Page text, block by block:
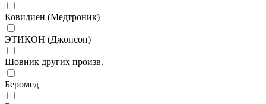
Ковидиен (Медтроник)
ЭТИКОН (Джонсон)
Шовник других произв.
Беромед